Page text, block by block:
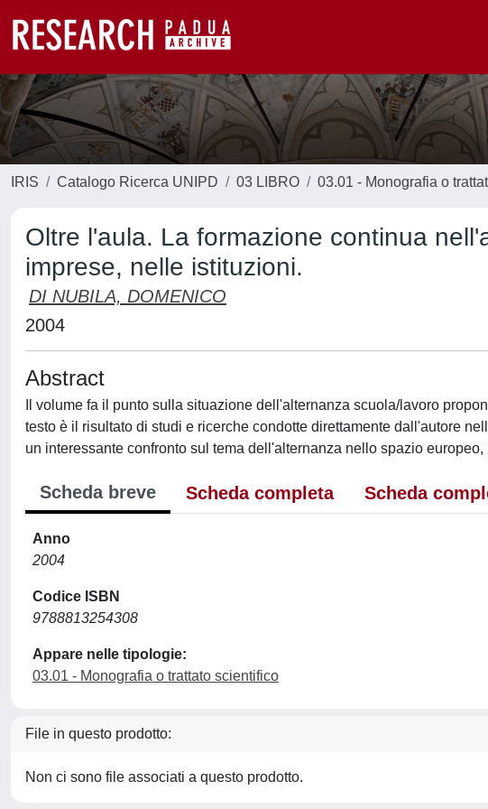
IRIS Catalogo Ricerca UNIPD 03 LIBRO 03.01 - Monografia o
Oltre l'aula. La formazione continua
imprese, nelle istituzioni.
DI NUBILA, DOMENICO
2004
Abstract
Il volume fa il punto sulla situazione dell'alternanza scuola/lavoro
testo è il risultato di studi e ricerche condotte direttamente dall'autore
un interessante confronto sul tema dell'alternanza nello spazio
Scheda breve Scheda completa Scheda
Anno
2004
Codice ISBN
9788813254308
Appare nelle tipologie:
03.01 - Monografia o trattato scientifico
File in questo prodotto:
Non ci sono file associati a questo prodotto.